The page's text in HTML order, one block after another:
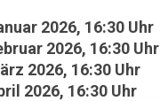
2026, 16:30 Uhr
2026, 16:30 Uhr
2026, 16:30 Uhr
2026, 16:30 Uhr